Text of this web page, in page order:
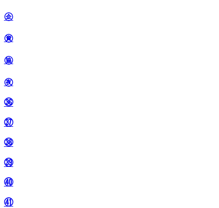
㊭
㊮
㊯
㊰
㊱
㊲
㊳
㊴
㊵
㊶